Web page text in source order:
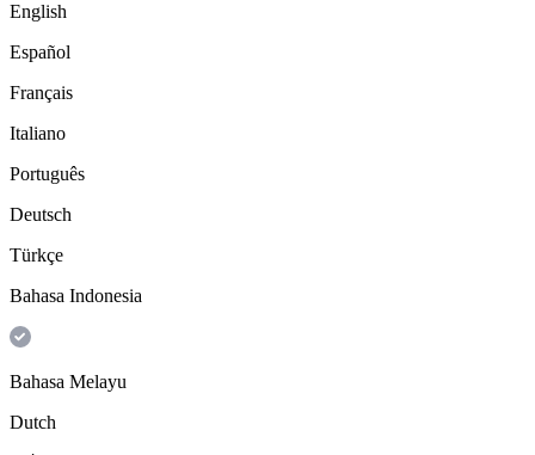
English
Español
Français
Italiano
Português
Deutsch
Türkçe
Bahasa Indonesia
Bahasa Melayu
Dutch